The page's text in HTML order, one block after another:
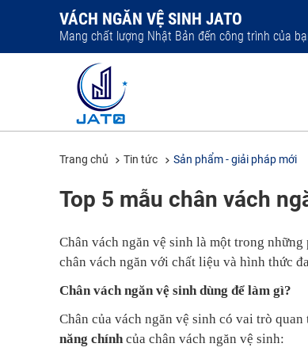
VÁCH NGĂN VỆ SINH JATO
Mang chất lượng Nhật Bản đến công trình của
Trang chủ Tin tức Sản phẩm - giải pháp mới
Top 5 mẫu chân vách
Chân vách ngăn vệ sinh là một trong
chân vách ngăn với chất liệu và hình thức
Chân vách ngăn vệ sinh dùng để làm gì?
Chân của vách ngăn vệ sinh có vai trò
năng chínhcủa chân vách ngăn vệ sinh: